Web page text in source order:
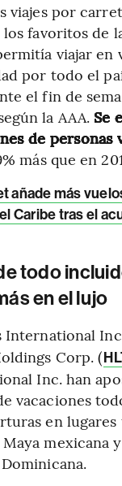
viajes por
favoritos de
viajar en
por todo el
el fin de
la AAA. Se
de personas
más que en
añade más
Caribe tras el
todo
en el lujo
Corp. (
Inc. han
vacaciones
en
mexicana